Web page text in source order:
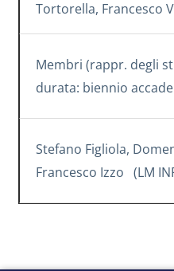
Tortorella, Francesco
Membri (rappr. degli
durata: biennio
Stefano Figliola,
Francesco Izzo (LM